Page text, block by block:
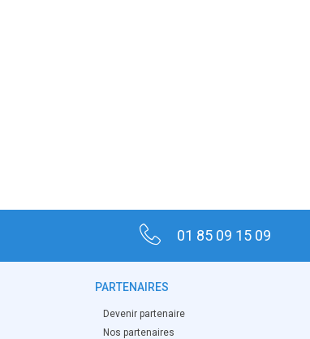
01 85 09 15 09
PARTENAIRES
Devenir partenaire
Nos partenaires